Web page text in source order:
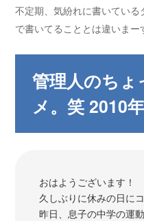
不定期、気紛れに書いてい
で書いてることとは違いまー
管理人のちょ
メ。笑 2010
おはようございます！
久しぶりに休みの日に
昨日、息子の中学の運